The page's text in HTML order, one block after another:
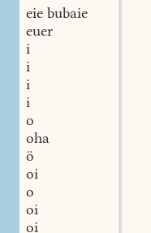
eie bubaie
euer
i
i
i
i
o
oha
ö
oi
o
oi
oi